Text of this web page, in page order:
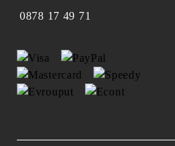
0878 17 49 71